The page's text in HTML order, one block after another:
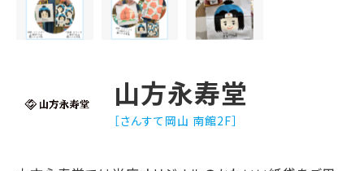
山方永寿堂
［さんすて岡山 南館2F］